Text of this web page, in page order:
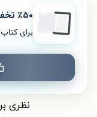
نظری
٪۵۰ تخفیف ویژۀ اولین خرید
برای